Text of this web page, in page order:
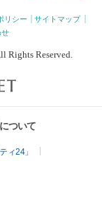
リシー
サイトマップ
Rights Reserved.
ついて
ィ24」